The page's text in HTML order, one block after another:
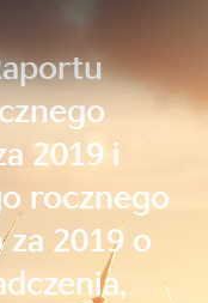
2019 i
rocznego
2019 o